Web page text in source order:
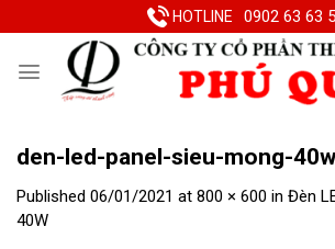
to
HOTLINE 0902 63 63
den-led-panel-sieu-mong-40w
Published 06/01/2021 at 800 × 600 in Đèn
40W